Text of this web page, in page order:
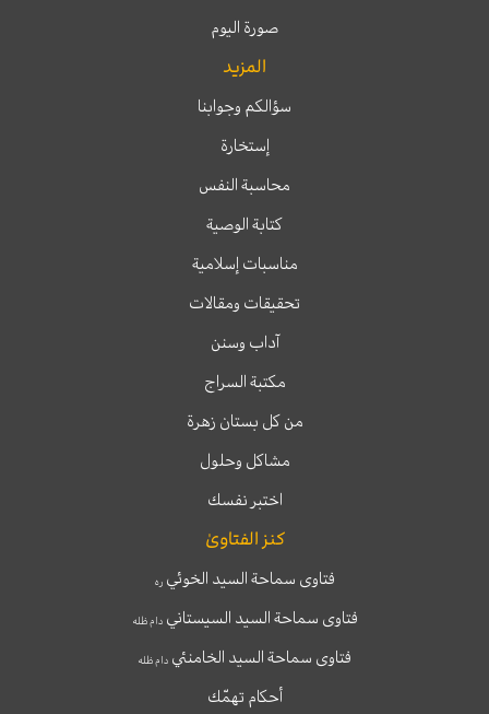
صورة اليوم
المزيد
سؤالكم وجوابنا
إستخارة
محاسبة النفس
كتابة الوصية
مناسبات إسلامية
تحقيقات ومقالات
آداب وسنن
مكتبة السراج
من كل بستان زهرة
مشاكل وحلول
اختبر نفسك
كنز الفتاوىٰ
فتاوى سماحة السيد الخوئيره
فتاوى سماحة السيد السيستانيدام ظله
فتاوى سماحة السيد الخامنئي دام ظله
أحكام تهمّك